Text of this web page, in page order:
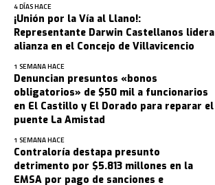
4 DÍAS HACE
¡Unión por la Vía al Llano!:
Representante Darwin Castellanos lidera
alianza en el Concejo de Villavicencio
1 SEMANA HACE
Denuncian presuntos «bonos
obligatorios» de $50 mil a funcionarios
en El Castillo y El Dorado para reparar el
puente La Amistad
1 SEMANA HACE
Contraloría destapa presunto
detrimento por $5.813 millones en la
EMSA por pago de sanciones e